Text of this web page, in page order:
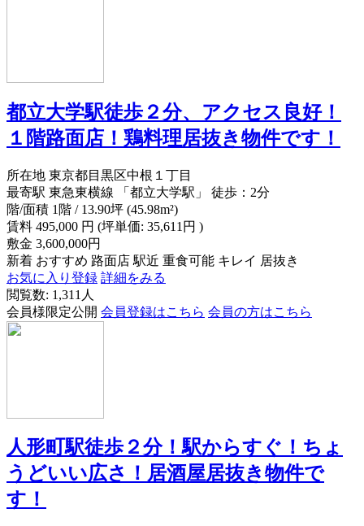
都立大学駅徒歩２分、アクセス良好！
１階路面店！鶏料理居抜き物件です！
所在地 東京都目黒区中根１丁目
最寄駅 東急東横線 「都立大学駅」 徒歩：2分
階/面積 1階 / 13.90坪 (45.98m²)
賃料 495,000 円 (坪単価: 35,611円 )
敷金 3,600,000円
新着 おすすめ 路面店 駅近 重食可能 キレイ 居抜き
お気に入り登録 詳細をみる
閲覧数: 1,311人
会員様限定公開 会員登録はこちら 会員の方はこちら
人形町駅徒歩２分！駅からすぐ！ちょ
うどいい広さ！居酒屋居抜き物件で
す！